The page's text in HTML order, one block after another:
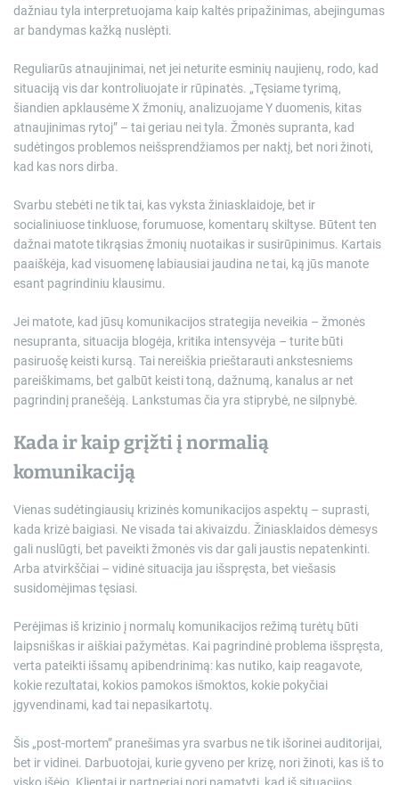
dažniau tyla interpretuojama kaip kaltės pripažinimas, abejingumas
ar bandymas kažką nuslėpti.
Reguliarūs atnaujinimai, net jei neturite esminių naujienų, rodo, kad
situaciją vis dar kontroliuojate ir rūpinatės. „Tęsiame tyrimą,
šiandien apklausėme X žmonių, analizuojame Y duomenis, kitas
atnaujinimas rytoj” – tai geriau nei tyla. Žmonės supranta, kad
sudėtingos problemos neišsprendžiamos per naktį, bet nori žinoti,
kad kas nors dirba.
Svarbu stebėti ne tik tai, kas vyksta žiniasklaidoje, bet ir
socialiniuose tinkluose, forumuose, komentarų skiltyse. Būtent ten
dažnai matote tikrąsias žmonių nuotaikas ir susirūpinimus. Kartais
paaiškėja, kad visuomenę labiausiai jaudina ne tai, ką jūs manote
esant pagrindiniu klausimu.
Jei matote, kad jūsų komunikacijos strategija neveikia – žmonės
nesupranta, situacija blogėja, kritika intensyvėja – turite būti
pasiruošę keisti kursą. Tai nereiškia prieštarauti ankstesniems
pareiškimams, bet galbūt keisti toną, dažnumą, kanalus ar net
pagrindinį pranešėją. Lankstumas čia yra stiprybė, ne silpnybė.
Kada ir kaip grįžti į normalią
komunikaciją
Vienas sudėtingiausių krizinės komunikacijos aspektų – suprasti,
kada krizė baigiasi. Ne visada tai akivaizdu. Žiniasklaidos dėmesys
gali nuslūgti, bet paveikti žmonės vis dar gali jaustis nepatenkinti.
Arba atvirkščiai – vidinė situacija jau išspręsta, bet viešasis
susidomėjimas tęsiasi.
Perėjimas iš krizinio į normalų komunikacijos režimą turėtų būti
laipsniškas ir aiškiai pažymėtas. Kai pagrindinė problema išspręsta,
verta pateikti išsamų apibendrinimą: kas nutiko, kaip reagavote,
kokie rezultatai, kokios pamokos išmoktos, kokie pokyčiai
įgyvendinami, kad tai nepasikartotų.
Šis „post-mortem” pranešimas yra svarbus ne tik išorinei auditorijai,
bet ir vidinei. Darbuotojai, kurie gyveno per krizę, nori žinoti, kas iš to